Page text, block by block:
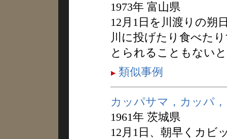
1973年 富山県
12月1日を川渡りの朔
川に投げたり食べた
とられることもない
類似事例
カッパサマ，カッパ
1961年 茨城県
12月1日、朝早くカビ